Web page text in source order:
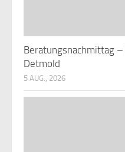
Beratungsnachmittag
Detmold
5 AUG., 2026